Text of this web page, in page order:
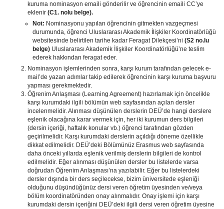
kuruma nominasyon emaili gönderilir ve öğrencinin emaili CC’ye
eklenir (C1. nolu belge).
Not: Nominasyonu yapılan öğrencinin gitmekten vazgeçmesi
durumunda, öğrenci Uluslararası Akademik İlişkiler Koordinatörlüğü
websitesinde belirtilen tarihe kadar Feragat Dilekçesi’ni (S2 no.lu
belge) Uluslararası Akademik İlişkiler Koordinatörlüğü’ne teslim
ederek hakkından feragat eder.
Nominasyon işlemlerinden sonra, karşı kurum tarafından gelecek e-
mail’de yazan adımlar takip edilerek öğrencinin karşı kuruma başvuru
yapması gerekmektedir.
Öğrenim Anlaşması (Learning Agreement) hazırlamak için öncelikle
karşı kurumdaki ilgili bölümün web sayfasından açılan dersler
incelenmelidir. Alınması düşünülen derslerin DEÜ’de hangi derslere
eşlenik olacağına karar vermek için, her iki kurumun ders bilgileri
(dersin içeriği, haftalık konular vb.) öğrenci tarafından gözden
geçirilmelidir. Karşı kurumdaki derslerin açıldığı döneme özellikle
dikkat edilmelidir. DEÜ’deki Bölümünüz Erasmus web sayfasında
daha önceki yıllarda eşlenik verilmiş derslerin bilgileri de kontrol
edilmelidir. Eğer alınması düşünülen dersler bu listelerde varsa
doğrudan Öğrenim Anlaşması’na yazılabilir. Eğer bu listelerdeki
dersler dışında bir ders seçilecekse, bizim üniversitede eşleniği
olduğunu düşündüğünüz dersi veren öğretim üyesinden ve/veya
bölüm koordinatöründen onay alınmalıdır. Onay işlemi için karşı
kurumdaki dersin içeriğini DEÜ’deki ilgili dersi veren öğretim üyesine